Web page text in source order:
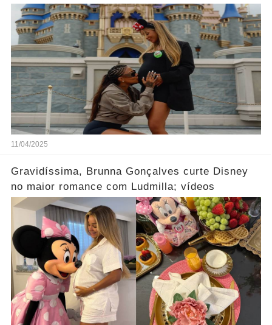
11/04/2025
Gravidíssima, Brunna Gonçalves curte Disney
no maior romance com Ludmilla; vídeos